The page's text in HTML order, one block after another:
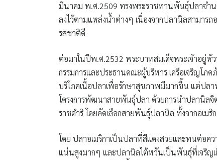
มีนาคม พ.ศ.2509 ทรงพระราชทานพันธุ์ปลาจำ
ลงไว้ตามแหล่งน้ำต่างๆ เนื่องจากปลานิลสามาร
รสชาติดี
ต่อมาในปีพ.ศ.2532 พระบาทสมเด็จพระเจ้าอยู่หัว
กรรมการและประธานคณะผู้บริหาร เครือเจริญ
บริโภคเนื้อปลาเพื่อรักษาสุขภาพมีมากขึ้น แต่ปลา
โครงการพัฒนาสายพันธุ์ปลา ด้วยการนำปลานิ
ราชดำริ โดยคัดเลือกสายพันธุ์ปลานิล ทั้งจากอเม
โดย ปลาอเมริกาเป็นปลาที่สีแดงสวยและทนต่อค
แน่นสูงมากๆ และปลานิลไต้หวันเป็นพันธุ์ที่เจริญ